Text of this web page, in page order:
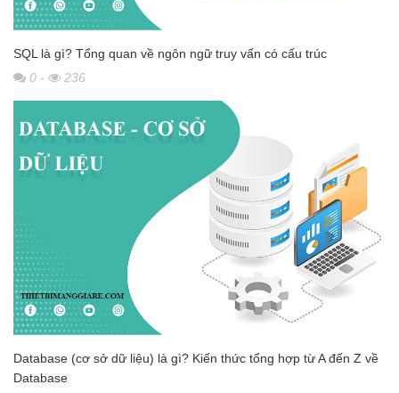
SQL là gì? Tổng quan về ngôn ngữ truy vấn có cấu trúc
0 - 236
Database (cơ sở dữ liệu) là gì? Kiến thức tổng hợp từ A đến Z về
Database